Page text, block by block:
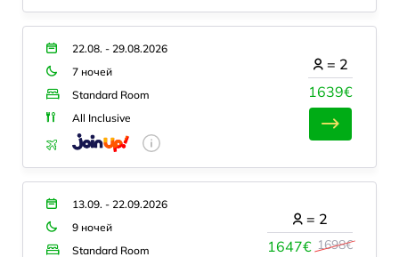
22.08. - 29.08.2026
7 ночей
Standard Room
All Inclusive
1639€
= 2
13.09. - 22.09.2026
9 ночей
Standard Room
1647€ 1698€
= 2